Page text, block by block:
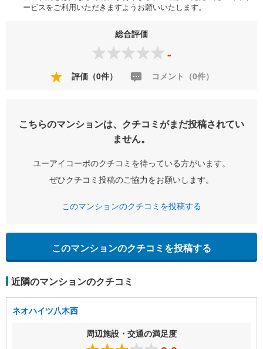
ービスをご利用いただきますようお願いいたします。
総合評価
-
評価（0件） コメント（0件）
こちらのマンションは、クチコミがまだ投稿されてい
ません。
ユーアイコーポのクチコミを待っている方がいます。
ぜひクチコミ投稿のご協力をお願いします。
このマンションのクチコミを投稿する
このマンションのクチコミを投稿する
近隣のマンションのクチコミ
ネオハイツ八木西
周辺施設・交通の満足度